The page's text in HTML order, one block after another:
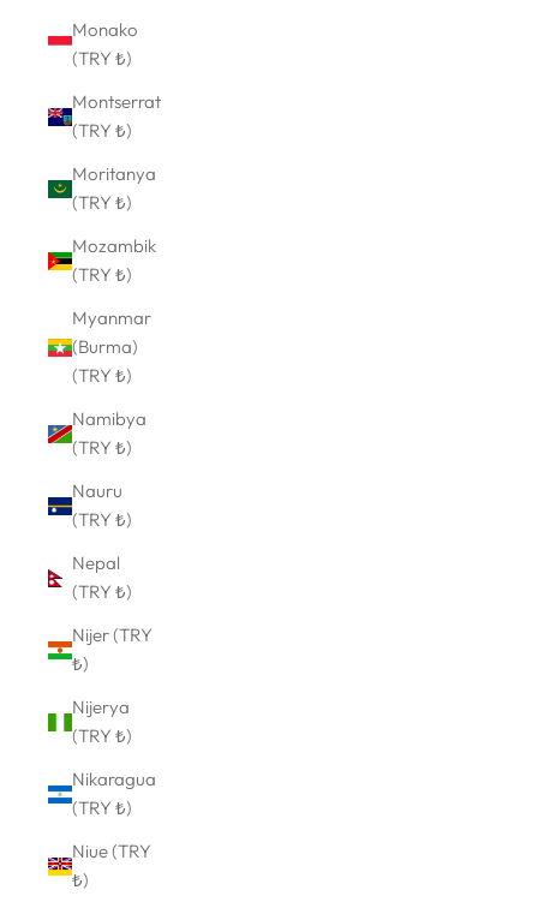
Monako
(TRY ₺)
Montserrat
(TRY ₺)
Moritanya
(TRY ₺)
Mozambik
(TRY ₺)
Myanmar
(Burma)
(TRY ₺)
Namibya
(TRY ₺)
Nauru
(TRY ₺)
Nepal
(TRY ₺)
Nijer (TRY
₺)
Nijerya
(TRY ₺)
Nikaragua
(TRY ₺)
Niue (TRY
₺)